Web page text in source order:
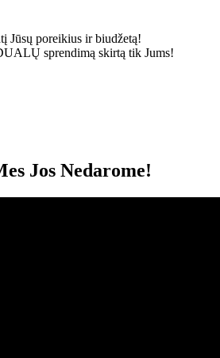
Jūsų poreikius ir biudžetą!
sprendimą skirtą tik Jums!
Jos Nedarome!